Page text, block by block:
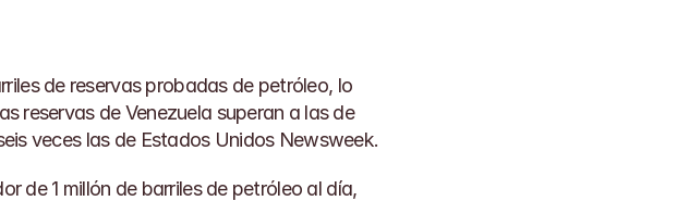
de reservas probadas de petróleo, lo
reservas de Venezuela superan a las de
veces las de Estados Unidos Newsweek.
de 1 millón de barriles de petróleo al día,